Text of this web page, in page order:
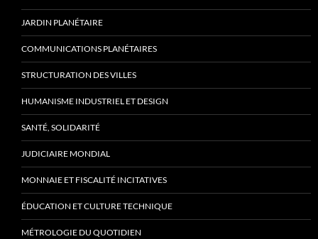
JARDIN PLANÉTAIRE
COMMUNICATIONS PLANÉTAIRES
STRUCTURATION DES VILLES
HUMANISME INDUSTRIEL ET DESIGN
SANTÉ, SOLIDARITÉ
JUDICIAIRE MONDIAL
MONNAIE ET FISCALITÉ INCITATIVES
ÉDUCATION ET CULTURE TECHNIQUE
MÉTROLOGIE DU QUOTIDIEN